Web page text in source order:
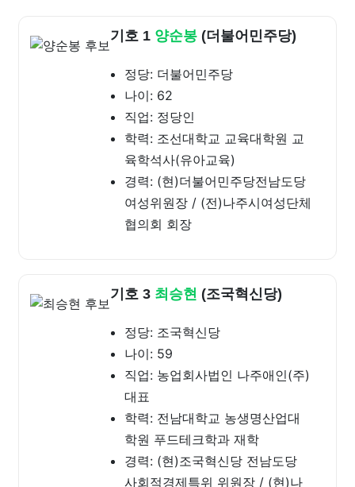
기호 1 양순봉 (더불어민주당)
정당: 더불어민주당
나이: 62
직업: 정당인
학력: 조선대학교 교육대학원 교
육학석사(유아교육)
경력: (현)더불어민주당전남도당
여성위원장 / (전)나주시여성단체
협의회 회장
기호 3 최승현 (조국혁신당)
정당: 조국혁신당
나이: 59
직업: 농업회사법인 나주애인(주)
대표
학력: 전남대학교 농생명산업대
학원 푸드테크학과 재학
경력: (현)조국혁신당 전남도당
사회적경제특위 위원장 / (현)나